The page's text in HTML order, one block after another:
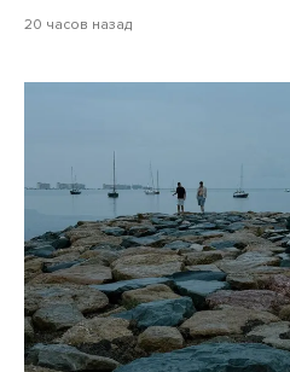
20 часов назад